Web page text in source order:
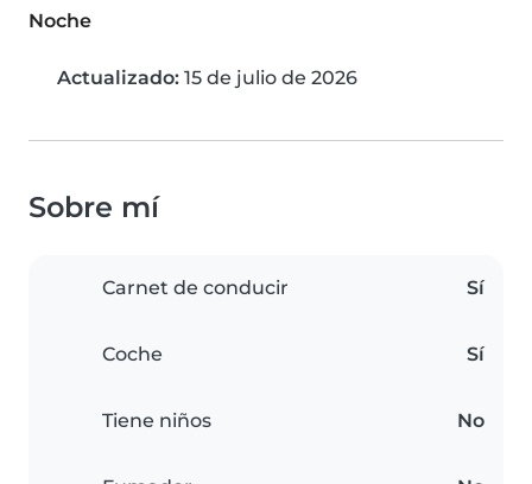
Noche
Actualizado: 15 de julio de 2026
Sobre mí
Carnet de conducir Sí
Coche Sí
Tiene niños No